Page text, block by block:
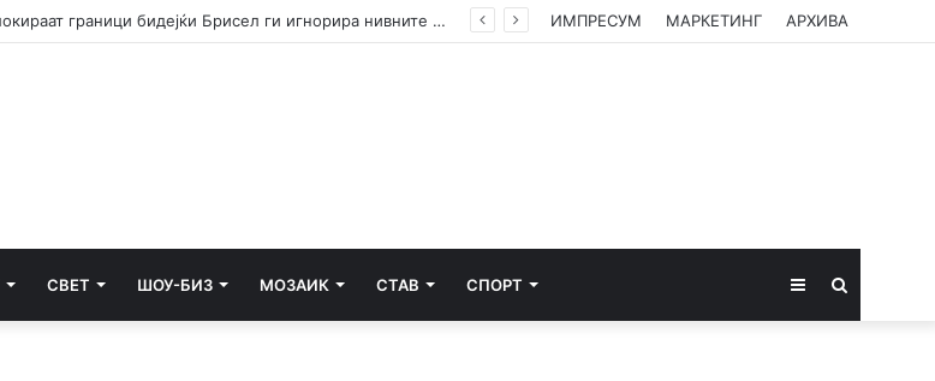
Камионџиите од Западен Балкан ќе блокираат граници бидејќи Брисел ги игнорира нивните барања ИМПРЕСУМ МАРКЕТИНГ АРХИВА
СВЕТ ШОУ-БИЗ МОЗАИК СТАВ СПОРТ Sidebar